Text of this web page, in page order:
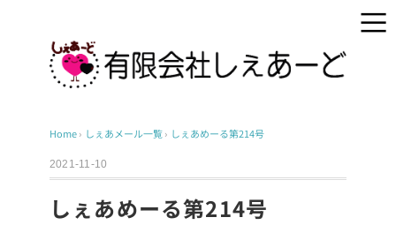
Home› しぇあメール一覧› しぇあめーる第214号
2021-11-10
しぇあめーる第214号